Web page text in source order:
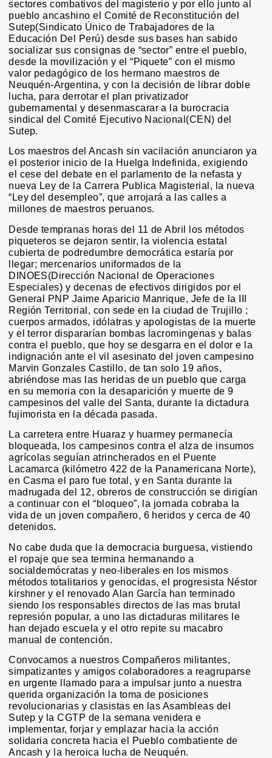
sectores combativos del magisterio y por ello junto al
pueblo ancashino el Comité de Reconstitución del
Sutep(Sindicato Único de Trabajadores de la
Educación Del Perú) desde sus bases han sabido
socializar sus consignas de “sector” entre el pueblo,
desde la movilización y el “Piquete” con el mismo
valor pedagógico de los hermano maestros de
Neuquén-Argentina, y con la decisión de librar doble
lucha, para derrotar el plan privatizador
gubernamental y desenmascarar a la burocracia
sindical del Comité Ejecutivo Nacional(CEN) del
Sutep.
Los maestros del Ancash sin vacilación anunciaron ya
el posterior inicio de la Huelga Indefinida, exigiendo
el cese del debate en el parlamento de la nefasta y
nueva Ley de la Carrera Publica Magisterial, la nueva
“Ley del desempleo”, que arrojará a las calles a
millones de maestros peruanos.
Desde tempranas horas del 11 de Abril los métodos
piqueteros se dejaron sentir, la violencia estatal
cubierta de podredumbre democrática estaría por
llegar; mercenarios uniformados de la
DINOES(Dirección Nacional de Operaciones
Especiales) y decenas de efectivos dirigidos por el
General PNP Jaime Aparicio Manrique, Jefe de la III
Región Territorial, con sede en la ciudad de Trujillo ;
cuerpos armados, idólatras y apologistas de la muerte
y el terror dispararían bombas lacromingenas y balas
contra el pueblo, que hoy se desgarra en el dolor e la
indignación ante el vil asesinato del joven campesino
Marvin Gonzales Castillo, de tan solo 19 años,
abriéndose mas las heridas de un pueblo que carga
en su memoria con la desaparición y muerte de 9
campesinos del valle del Santa, durante la dictadura
fujimorista en la década pasada.
La carretera entre Huaraz y huarmey permanecía
bloqueada, los campesinos contra el alza de insumos
agrícolas seguían atrincherados en el Puente
Lacamarca (kilómetro 422 de la Panamericana Norte),
en Casma el paro fue total, y en Santa durante la
madrugada del 12, obreros de construcción se dirigían
a continuar con el “bloqueo”, la jornada cobraba la
vida de un joven compañero, 6 heridos y cerca de 40
detenidos.
No cabe duda que la democracia burguesa, vistiendo
el ropaje que sea termina hermanando a
socialdemócratas y neo-liberales en los mismos
métodos totalitarios y genocidas, el progresista Néstor
kirshner y el renovado Alan García han terminado
siendo los responsables directos de las mas brutal
represión popular, a uno las dictaduras militares le
han dejado escuela y el otro repite su macabro
manual de contención.
Convocamos a nuestros Compañeros militantes,
simpatizantes y amigos colaboradores a reagruparse
en urgente llamado para a impulsar junto a nuestra
querida organización la toma de posiciones
revolucionarias y clasistas en las Asambleas del
Sutep y la CGTP de la semana venidera e
implementar, forjar y emplazar hacia la acción
solidaria concreta hacia el Pueblo combatiente de
Ancash y la heroica lucha de Neuquén.